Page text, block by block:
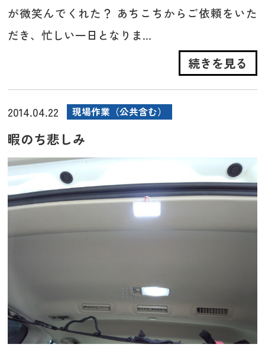
が微笑んでくれた？ あちこちからご依頼をいた
だき、忙しい一日となりま...
続きを見る
2014.04.22 現場作業（公共含む）
暇のち悲しみ